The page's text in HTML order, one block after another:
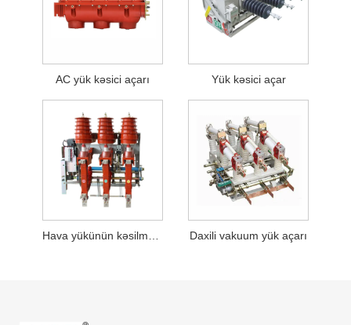
AC yük kəsici açarı Yük kəsici açar
Hava yükünün kəsilməsi açarı Daxili vakuum yük açarı